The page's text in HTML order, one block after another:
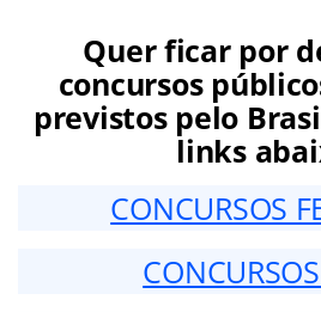
Quer ficar por
concursos
previstos pelo
links
CONCURSOS